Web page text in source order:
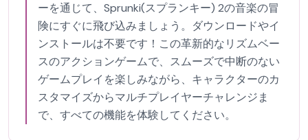
ーを通じて、Sprunki(スプランキー) 2の音楽の冒
険にすぐに飛び込みましょう。ダウンロードやイ
ンストールは不要です！この革新的なリズムベー
スのアクションゲームで、スムーズで中断のない
ゲームプレイを楽しみながら、キャラクターのカ
スタマイズからマルチプレイヤーチャレンジま
で、すべての機能を体験してください。